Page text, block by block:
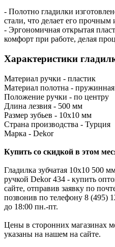
- Полотно гладилки
стали, что делает его
- Эргономичная открытая
комфорт при работе, делая
Характеристики
Материал ручки - пластик
Материал полотна - пружинная
Положение ручки - по центру
Длина лезвия - 500 мм
Размер зубьев - 10х10 мм
Страна производства - Турция
Марка - Dekor
Купить со скидкой в этом
Гладилка зубчатая 10х10 500
ручкой Dekor 434 - купить
сайте, отправив заявку по
позвонив по телефону 8 (495)
до 18:00 пн.-пт.
Цены в сторонних магазинах
указаны на нашем на сайте.